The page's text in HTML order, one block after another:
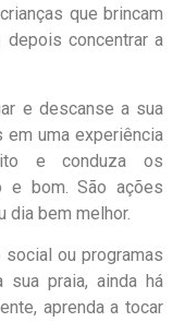
que brincam
depois concentrar a
e descanse a sua
uma experiência
e conduza os
e bom. São ações
dia bem melhor.
ou programas
praia, ainda há
aprenda a tocar